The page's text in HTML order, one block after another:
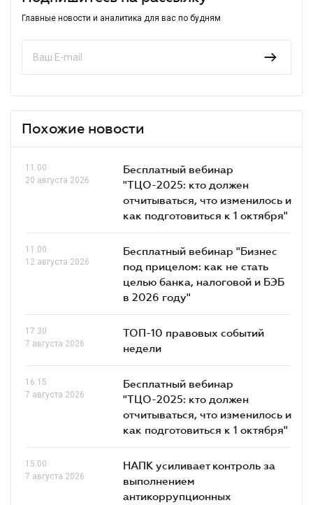
Главные новости и аналитика для вас по будням
Похожие новости
11.00
20 августа 2026
Бесплатный вебинар
"ТЦО-2025: кто должен
отчитываться, что изменилось и
как подготовиться к 1 октября"
11.00
12 августа 2026
Бесплатный вебинар "Бизнес
под прицелом: как не стать
целью банка, налоговой и БЭБ
в 2026 году"
17.30
7 августа 2026
ТОП-10 правовых событий
недели
16.15
7 августа 2026
Бесплатный вебинар
"ТЦО-2025: кто должен
отчитываться, что изменилось и
как подготовиться к 1 октября"
15.00
7 августа 2026
НАПК усиливает контроль за
выполнением
антикоррупционных